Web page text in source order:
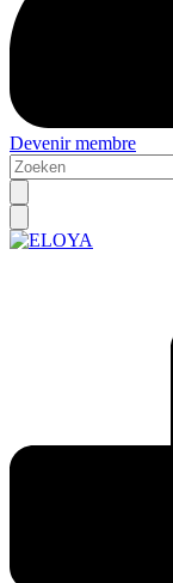
Devenir membre
Zoeken